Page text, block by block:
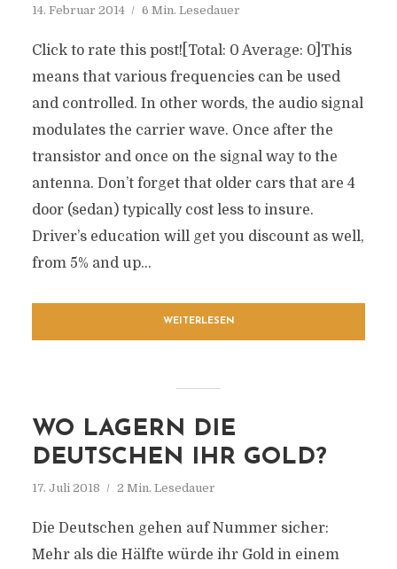
14. Februar 2014 6 Min. Lesedauer
Click to rate this post![Total: 0 Average: 0]This
means that various frequencies can be used
and controlled. In other words, the audio signal
modulates the carrier wave. Once after the
transistor and once on the signal way to the
antenna. Don’t forget that older cars that are 4
door (sedan) typically cost less to insure.
Driver’s education will get you discount as well,
from 5% and up...
WEITERLESEN
WO LAGERN DIE
DEUTSCHEN IHR GOLD?
17. Juli 2018 2 Min. Lesedauer
Die Deutschen gehen auf Nummer sicher:
Mehr als die Hälfte würde ihr Gold in einem